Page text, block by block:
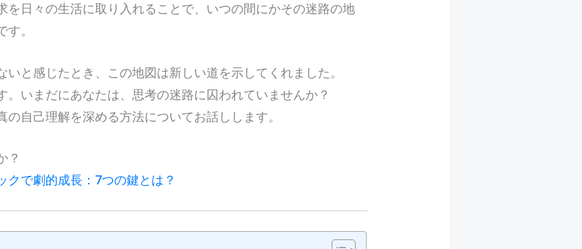
を日々の生活に取り入れることで、いつの間にかその迷路の地
。
いと感じたとき、この地図は新しい道を示してくれました。
。いまだにあなたは、思考の迷路に囚われていませんか？
の自己理解を深める方法についてお話しします。
？
クで劇的成長：7つの鍵とは？